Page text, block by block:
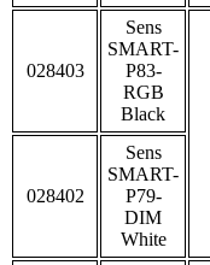
028403
Sens
SMART-
P83-
RGB
Black
028402
Sens
SMART-
P79-
DIM
White